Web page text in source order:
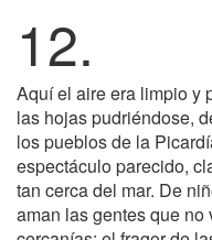
12.
Aquí el aire era limpio y
las hojas pudriéndose,
los pueblos de la
espectáculo parecido,
tan cerca del mar. De
aman las gentes que